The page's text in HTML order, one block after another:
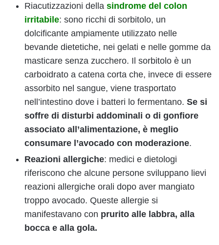
Riacutizzazioni della sindrome del colon
irritabile: sono ricchi di sorbitolo, un
dolcificante ampiamente utilizzato nelle
bevande dietetiche, nei gelati e nelle gomme da
masticare senza zucchero. Il sorbitolo è un
carboidrato a catena corta che, invece di essere
assorbito nel sangue, viene trasportato
nell’intestino dove i batteri lo fermentano. Se si
soffre di disturbi addominali o di gonfiore
associato all’alimentazione, è meglio
consumare l’avocado con moderazione.
Reazioni allergiche: medici e dietologi
riferiscono che alcune persone sviluppano lievi
reazioni allergiche orali dopo aver mangiato
troppo avocado. Queste allergie si
manifestavano con prurito alle labbra, alla
bocca e alla gola.